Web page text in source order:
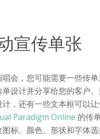
宣传单张
会，您可能需要一些传
设计并分享给您的客户
，还有一些文本框可以
Paradigm Online 的传
标、颜色、形状和字体